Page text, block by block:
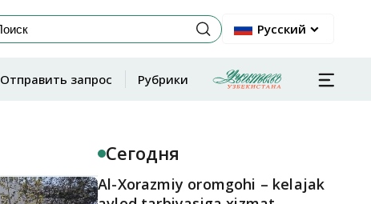
Русский
Отправить запрос Рубрики
Сегодня
Al-Xorazmiy oromgohi – kelajak